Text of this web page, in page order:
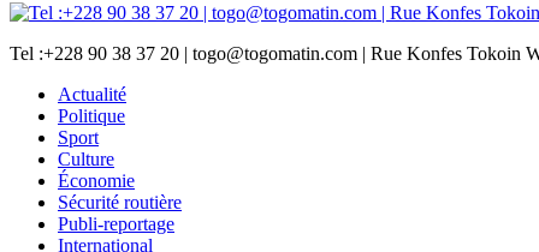
Tel :+228 90 38 37 20 | togo@togomatin.com | Rue Konfes Tokoin
Actualité
Politique
Sport
Culture
Économie
Sécurité routière
Publi-reportage
International